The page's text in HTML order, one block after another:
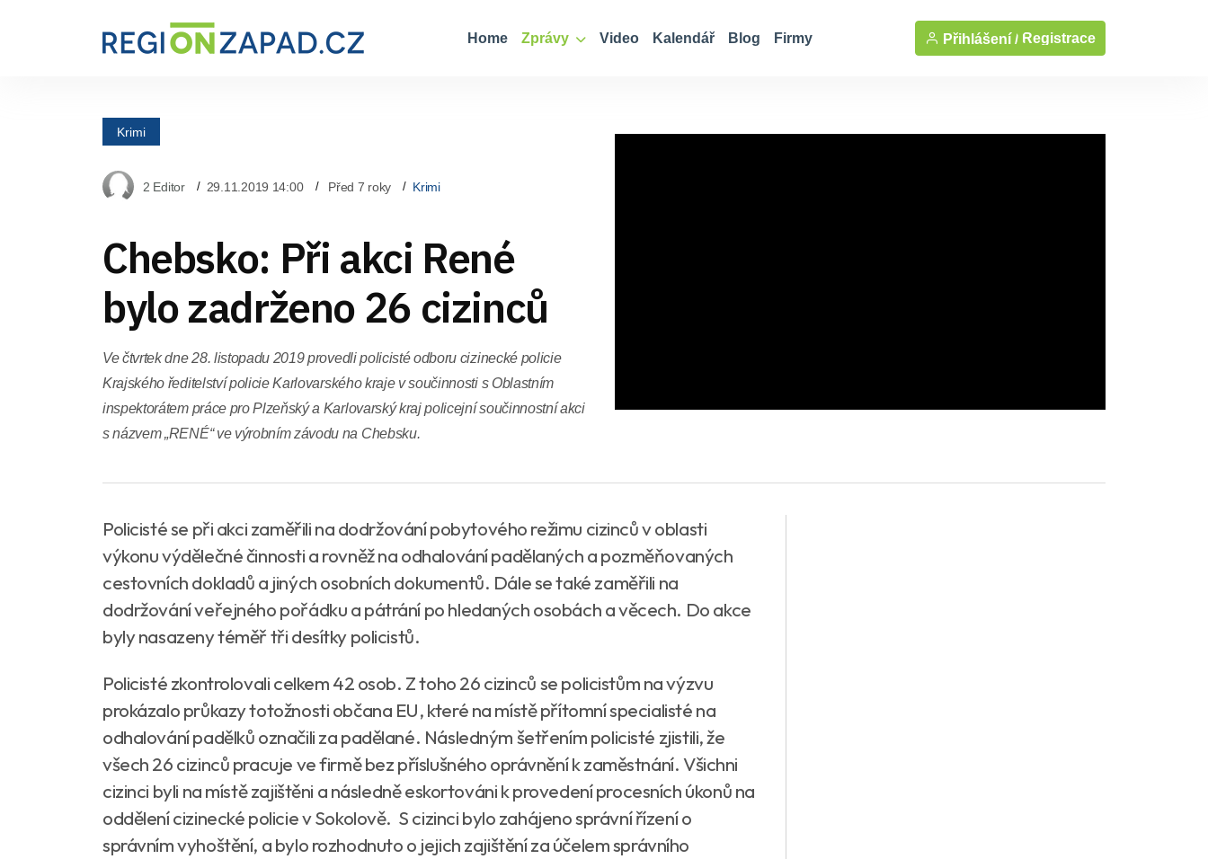
Home Zprávy Video Kalendář Blog Firmy Přihlášení / Registrace
Krimi
2 Editor 29.11.2019 14:00 Před 7 roky Krimi
Chebsko: Při akci René
bylo zadrženo 26 cizinců
Ve čtvrtek dne 28. listopadu 2019 provedli policisté odboru cizinecké policie
Krajského ředitelství policie Karlovarského kraje v součinnosti s Oblastním
inspektorátem práce pro Plzeňský a Karlovarský kraj policejní součinnostní akci
s názvem „RENÉ“ ve výrobním závodu na Chebsku.
Policisté se při akci zaměřili na dodržování pobytového režimu cizinců v oblasti
výkonu výdělečné činnosti a rovněž na odhalování padělaných a pozměňovaných
cestovních dokladů a jiných osobních dokumentů. Dále se také zaměřili na
dodržování veřejného pořádku a pátrání po hledaných osobách a věcech. Do akce
byly nasazeny téměř tři desítky policistů.
Policisté zkontrolovali celkem 42 osob. Z toho 26 cizinců se policistům na výzvu
prokázalo průkazy totožnosti občana EU, které na místě přítomní specialisté na
odhalování padělků označili za padělané. Následným šetřením policisté zjistili, že
všech 26 cizinců pracuje ve firmě bez příslušného oprávnění k zaměstnání. Všichni
cizinci byli na místě zajištěni a následně eskortováni k provedení procesních úkonů na
oddělení cizinecké policie v Sokolově. S cizinci bylo zahájeno správní řízení o
správním vyhoštění, a bylo rozhodnuto o jejich zajištění za účelem správního